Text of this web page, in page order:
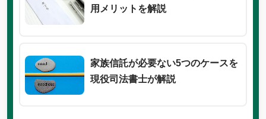
用メリットを解説
家族信託が必要ない5つのケースを
現役司法書士が解説